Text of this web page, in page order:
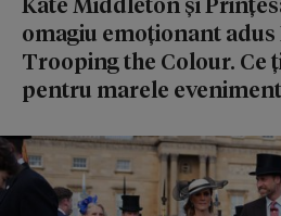
omagiu emoționant
Trooping the Colour. Ce
pentru marele eveniment